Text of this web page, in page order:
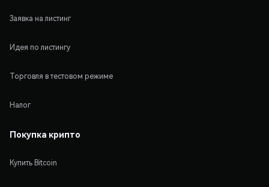
Заявка на листинг
Идея по листингу
Торговля в тестовом режиме
Налог
Покупка крипто
Купить Bitcoin